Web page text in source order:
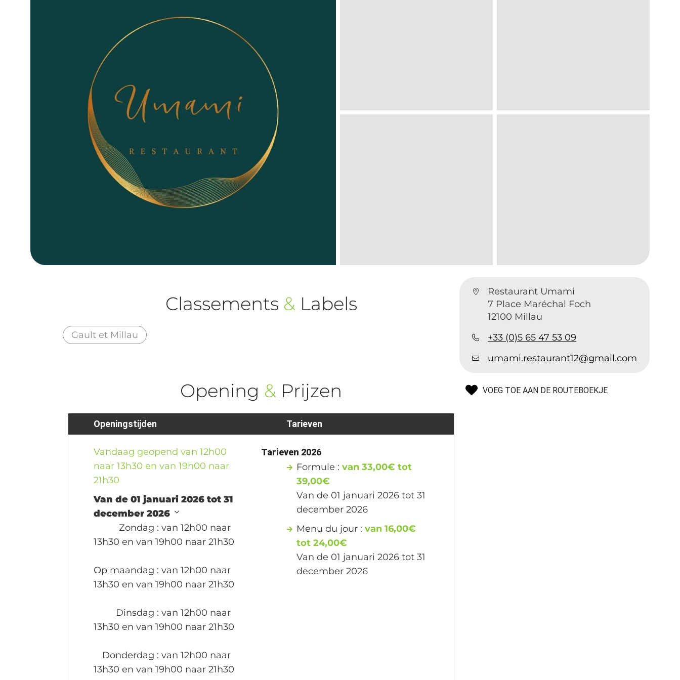
Restaurant Umami
7 Place Maréchal Foch
12100 Millau
+33 (0)5 65 47 53 09
umami.restaurant12@gmail.com
VOEG TOE AAN DE ROUTEBOEKJE
Classements & Labels
Gault et Millau
Opening & Prijzen
Openingstijden
Vandaag geopend van 12h00
naar 13h30 en van 19h00 naar
21h30
Van de 01 januari 2026 tot 31
december 2026
Zondag : van 12h00 naar
13h30 en van 19h00 naar 21h30
Op maandag : van 12h00 naar
13h30 en van 19h00 naar 21h30
Dinsdag : van 12h00 naar
13h30 en van 19h00 naar 21h30
Donderdag : van 12h00 naar
13h30 en van 19h00 naar 21h30
Tarieven
Tarieven 2026
Formule :van 33,00€ tot
39,00€
Van de 01 januari 2026 tot 31
december 2026
Menu du jour :van 16,00€
tot 24,00€
Van de 01 januari 2026 tot 31
december 2026